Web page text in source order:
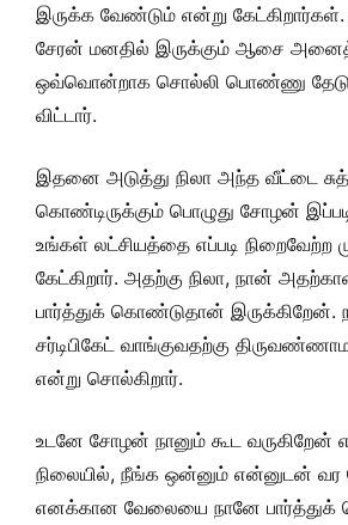
இருக்க வேண்டும் என்று
சேரன் மனதில் இருக்கும் ஆசை
ஒவ்வொன்றாக சொல்லி பொண்ணு
விட்டார்.
இதனை அடுத்து நிலா அந்த வீட்டை
கொண்டிருக்கும் பொழுது சோழன்
உங்கள் லட்சியத்தை எப்படி நிறைவேற்ற
கேட்கிறார். அதற்கு நிலா, நான்
பார்த்துக் கொண்டுதான் இருக்கிறேன்.
சர்டிபிகேட் வாங்குவதற்கு
என்று சொல்கிறார்.
உடனே சோழன் நானும் கூட வருகிறேன்
நிலையில், நீங்க ஒன்னும் என்னுடன்
எனக்கான வேலையை நானே